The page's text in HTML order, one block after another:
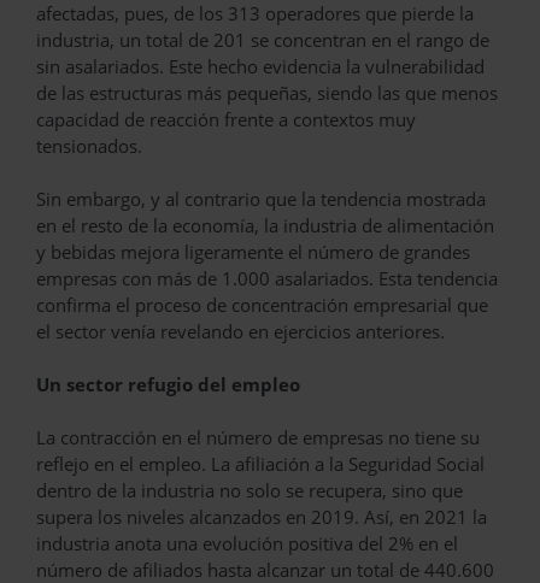
afectadas, pues, de los 313 operadores que pierde la
industria, un total de 201 se concentran en el rango de
sin asalariados. Este hecho evidencia la vulnerabilidad
de las estructuras más pequeñas, siendo las que menos
capacidad de reacción frente a contextos muy
tensionados.
Sin embargo, y al contrario que la tendencia mostrada
en el resto de la economía, la industria de alimentación
y bebidas mejora ligeramente el número de grandes
empresas con más de 1.000 asalariados. Esta tendencia
confirma el proceso de concentración empresarial que
el sector venía revelando en ejercicios anteriores.
Un sector refugio del empleo
La contracción en el número de empresas no tiene su
reflejo en el empleo. La afiliación a la Seguridad Social
dentro de la industria no solo se recupera, sino que
supera los niveles alcanzados en 2019. Así, en 2021 la
industria anota una evolución positiva del 2% en el
número de afiliados hasta alcanzar un total de 440.600